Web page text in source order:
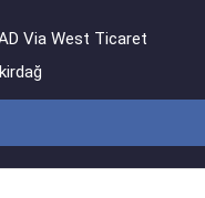
Via West Ticaret